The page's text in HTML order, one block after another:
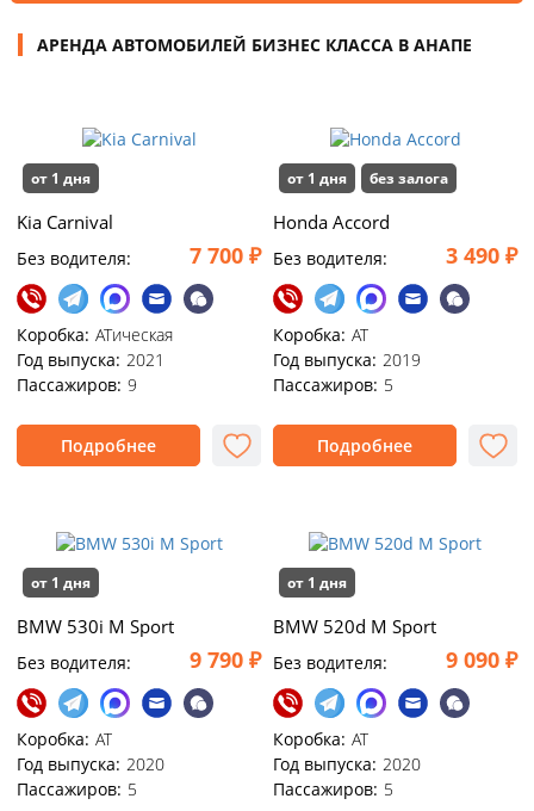
АРЕНДА АВТОМОБИЛЕЙ БИЗНЕС КЛАССА В АНАПЕ
от 1 дня
Kia Carnival
Без водителя: 7 700 ₽
Коробка: ATическая
Год выпуска: 2021
Пассажиров: 9
Подробнее
от 1 дня без залога
Honda Accord
Без водителя: 3 490 ₽
Коробка: АТ
Год выпуска: 2019
Пассажиров: 5
Подробнее
от 1 дня
BMW 530i M Sport
Без водителя: 9 790 ₽
Коробка: АТ
Год выпуска: 2020
Пассажиров: 5
от 1 дня
BMW 520d M Sport
Без водителя: 9 090 ₽
Коробка: АТ
Год выпуска: 2020
Пассажиров: 5